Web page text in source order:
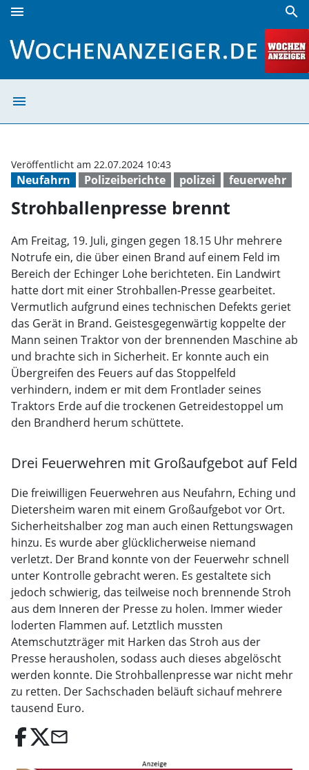
menu search
menu
Neufahrn Polizeiberichte polizei feuerwehr
Veröffentlicht am 22.07.2024 10:43
Strohballenpresse brennt
Am Freitag, 19. Juli, gingen gegen 18.15 Uhr mehrere
Notrufe ein, die über einen Brand auf einem Feld im
Bereich der Echinger Lohe berichteten. Ein Landwirt
hatte dort mit einer Strohballen-Presse gearbeitet.
Vermutlich aufgrund eines technischen Defekts geriet
das Gerät in Brand. Geistesgegenwärtig koppelte der
Mann seinen Traktor von der brennenden Maschine ab
und brachte sich in Sicherheit. Er konnte auch ein
Übergreifen des Feuers auf das Stoppelfeld
verhindern, indem er mit dem Frontlader seines
Traktors Erde auf die trockenen Getreidestoppel um
den Brandherd herum schüttete.
Drei Feuerwehren mit Großaufgebot auf Feld
Die freiwilligen Feuerwehren aus Neufahrn, Eching und
Dietersheim waren mit einem Großaufgebot vor Ort.
Sicherheitshalber zog man auch einen Rettungswagen
hinzu. Es wurde aber glücklicherweise niemand
verletzt. Der Brand konnte von der Feuerwehr schnell
unter Kontrolle gebracht weren. Es gestaltete sich
jedoch schwierig, das teilweise noch brennende Stroh
aus dem Inneren der Presse zu holen. Immer wieder
loderten Flammen auf. Letztlich mussten
Atemschutzträger mit Harken das Stroh aus der
Presse herausholen, sodass auch dieses abgelöscht
werden konnte. Die Strohballenpresse war nicht mehr
zu retten. Der Sachschaden beläuft sichauf mehrere
tausend Euro.
email